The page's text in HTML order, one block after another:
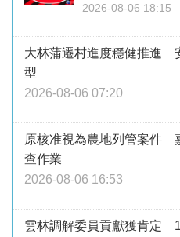
2026-08-06 18:15
大林蒲遷村進度穩健推進
型
2026-08-06 07:20
原核准視為農地列管案件
查作業
2026-08-06 16:53
雲林調解委員貢獻獲肯定